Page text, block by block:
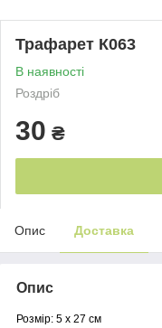
Трафарет К063
В наявності
Роздріб
30 ₴
Опис Доставка
Опис
Розмір: 5 х 27 см